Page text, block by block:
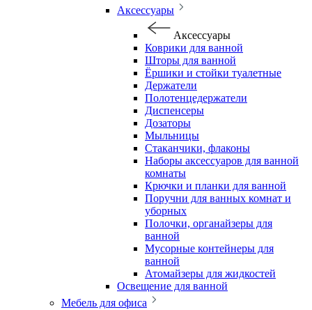
Аксессуары
Аксессуары
Коврики для ванной
Шторы для ванной
Ёршики и стойки туалетные
Держатели
Полотенцедержатели
Диспенсеры
Дозаторы
Мыльницы
Стаканчики, флаконы
Наборы аксессуаров для ванной
комнаты
Крючки и планки для ванной
Поручни для ванных комнат и
уборных
Полочки, органайзеры для
ванной
Мусорные контейнеры для
ванной
Атомайзеры для жидкостей
Освещение для ванной
Мебель для офиса